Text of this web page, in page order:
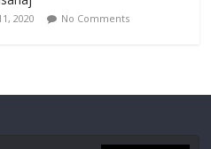
2020 No Comments